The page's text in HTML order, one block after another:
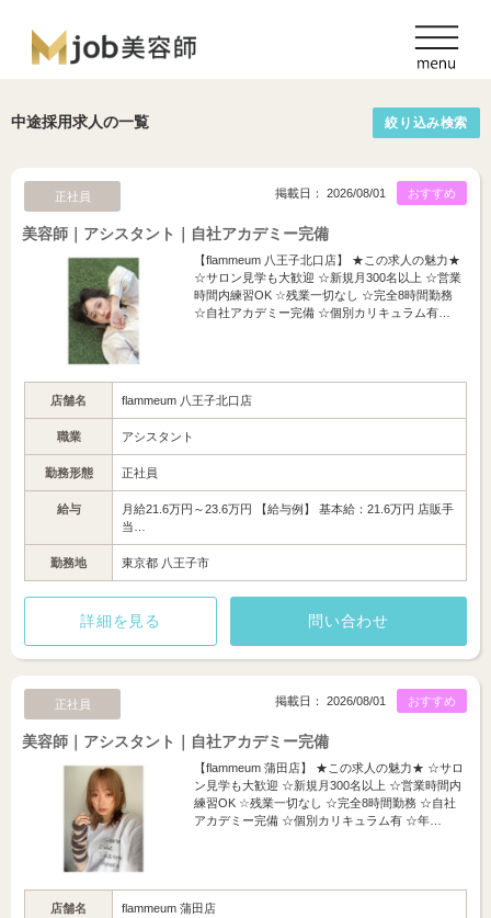
中途採用求人の一覧 絞り込み検索
正社員 おすすめ
掲載日： 2026/08/01
美容師｜アシスタント｜自社アカデミー完備
【flammeum 八王子北口店】 ★この求人の魅力★
☆サロン見学も大歓迎 ☆新規月300名以上 ☆営業
時間内練習OK ☆残業一切なし ☆完全8時間勤務
☆自社アカデミー完備 ☆個別カリキュラム有…
店舗名 flammeum 八王子北口店
職業 アシスタント
勤務形態 正社員
給与
月給21.6万円～23.6万円 【給与例】 基本給：21.6万円 店販手
当…
勤務地 東京都 八王子市
詳細を見る 問い合わせ
正社員 おすすめ
掲載日： 2026/08/01
美容師｜アシスタント｜自社アカデミー完備
【flammeum 蒲田店】 ★この求人の魅力★ ☆サロ
ン見学も大歓迎 ☆新規月300名以上 ☆営業時間内
練習OK ☆残業一切なし ☆完全8時間勤務 ☆自社
アカデミー完備 ☆個別カリキュラム有 ☆年…
店舗名 flammeum 蒲田店